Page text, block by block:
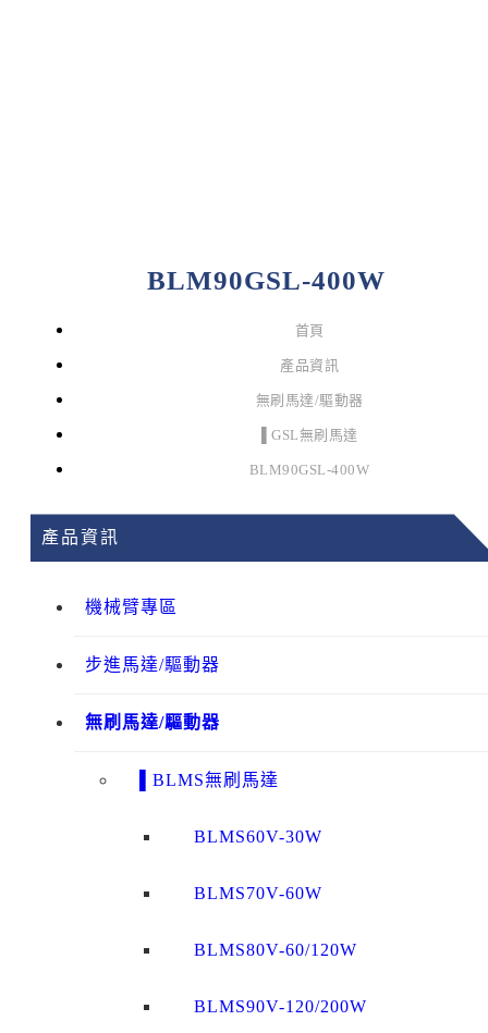
BLM90GSL-400W
首頁
產品資訊
無刷馬達/驅動器
▌GSL無刷馬達
BLM90GSL-400W
產品資訊
機械臂專區
步進馬達/驅動器
無刷馬達/驅動器
▌BLMS無刷馬達
BLMS60V-30W
BLMS70V-60W
BLMS80V-60/120W
BLMS90V-120/200W